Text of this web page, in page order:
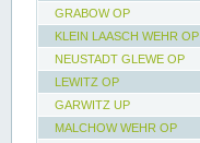
GRABOW OP
KLEIN LAASCH WEHR OP
NEUSTADT GLEWE OP
LEWITZ OP
GARWITZ UP
MALCHOW WEHR OP